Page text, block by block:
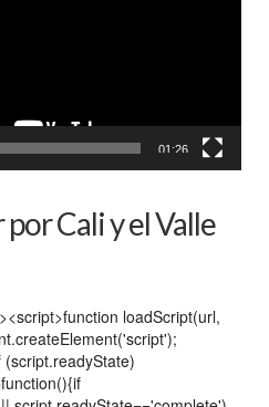
01:26
Cali y el Valle
loadScript(url,